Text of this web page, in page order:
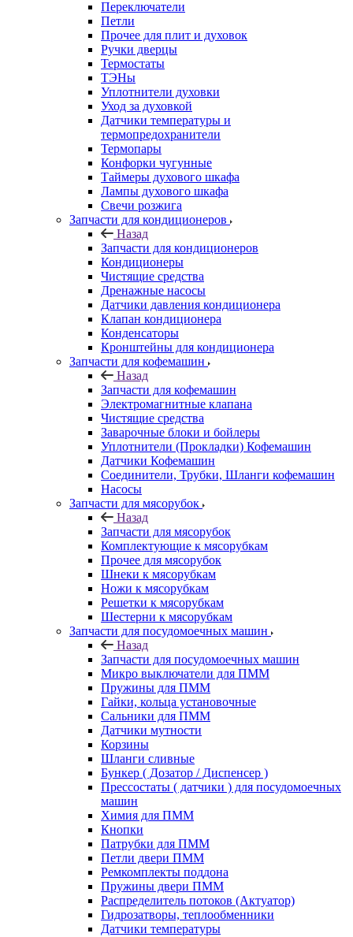
Переключатели
Петли
Прочее для плит и духовок
Ручки дверцы
Термостаты
ТЭНы
Уплотнители духовки
Уход за духовкой
Датчики температуры и
термопредохранители
Термопары
Конфорки чугунные
Таймеры духового шкафа
Лампы духового шкафа
Свечи розжига
Запчасти для кондиционеров
Назад
Запчасти для кондиционеров
Кондиционеры
Чистящие средства
Дренажные насосы
Датчики давления кондиционера
Клапан кондиционера
Конденсаторы
Кронштейны для кондиционера
Запчасти для кофемашин
Назад
Запчасти для кофемашин
Электромагнитные клапана
Чистящие средства
Заварочные блоки и бойлеры
Уплотнители (Прокладки) Кофемашин
Датчики Кофемашин
Соединители, Трубки, Шланги кофемашин
Насосы
Запчасти для мясорубок
Назад
Запчасти для мясорубок
Комплектующие к мясорубкам
Прочее для мясорубок
Шнеки к мясорубкам
Ножи к мясорубкам
Решетки к мясорубкам
Шестерни к мясорубкам
Запчасти для посудомоечных машин
Назад
Запчасти для посудомоечных машин
Микро выключатели для ПММ
Пружины для ПММ
Гайки, кольца установочные
Сальники для ПММ
Датчики мутности
Корзины
Шланги сливные
Бункер ( Дозатор / Диспенсер )
Прессостаты ( датчики ) для посудомоечных
машин
Химия для ПММ
Кнопки
Патрубки для ПММ
Петли двери ПММ
Ремкомплекты поддона
Пружины двери ПММ
Распределитель потоков (Актуатор)
Гидрозатворы, теплообменники
Датчики температуры